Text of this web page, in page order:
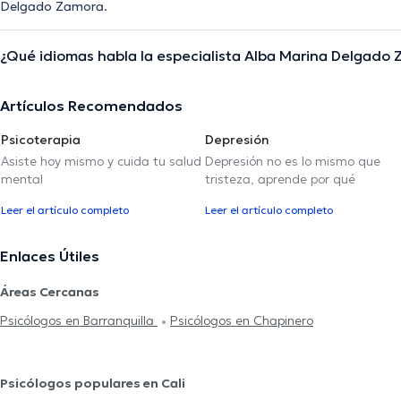
Delgado Zamora.
¿Qué idiomas habla la especialista Alba Marina Delgado
Artículos Recomendados
Psicoterapia
Asiste hoy mismo y cuida tu salud
mental
Leer el artículo completo
Depresión
Depresión no es lo mismo que
tristeza, aprende por qué
Leer el artículo completo
Enlaces Útiles
Áreas Cercanas
Psicólogos en Barranquilla
Psicólogos en Chapinero
Psicólogos populares en Cali